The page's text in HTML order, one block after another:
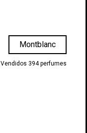
Montblanc
Vendidos 394 perfumes